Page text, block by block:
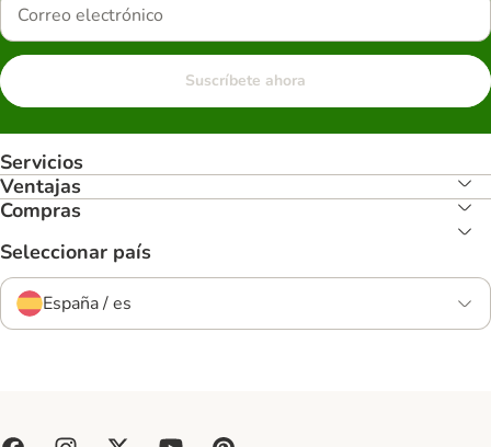
Suscríbete ahora
Servicios
Ventajas
Compras
Seleccionar país
España / es